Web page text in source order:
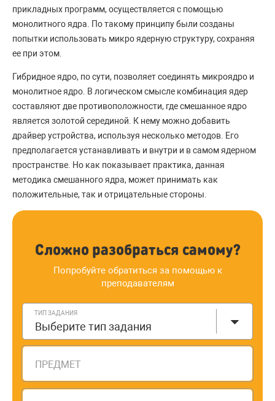
прикладных программ, осуществляется с помощью
монолитного ядра. По такому принципу были созданы
попытки использовать микро ядерную структуру, сохраняя
ее при этом.
Гибридное ядро, по сути, позволяет соединять микроядро и
монолитное ядро. В логическом смысле комбинация ядер
составляют две противоположности, где смешанное ядро
является золотой серединой. К нему можно добавить
драйвер устройства, используя несколько методов. Его
предполагается устанавливать и внутри и в самом ядерном
пространстве. Но как показывает практика, данная
методика смешанного ядра, может принимать как
положительные, так и отрицательные стороны.
Сложно разобраться самому?
Попробуйте обратиться за помощью к
преподавателям
ТИП ЗАДАНИЯ
Выберите тип задания
ПРЕДМЕТ